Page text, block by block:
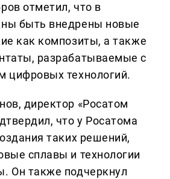
отметил, что в
быть внедрены новые
как композиты, а также
разрабатываемые с
цифровых технологий.
директор «Росатом
что у Росатома
таких решений,
сплавы и технологии
Он также подчеркнул